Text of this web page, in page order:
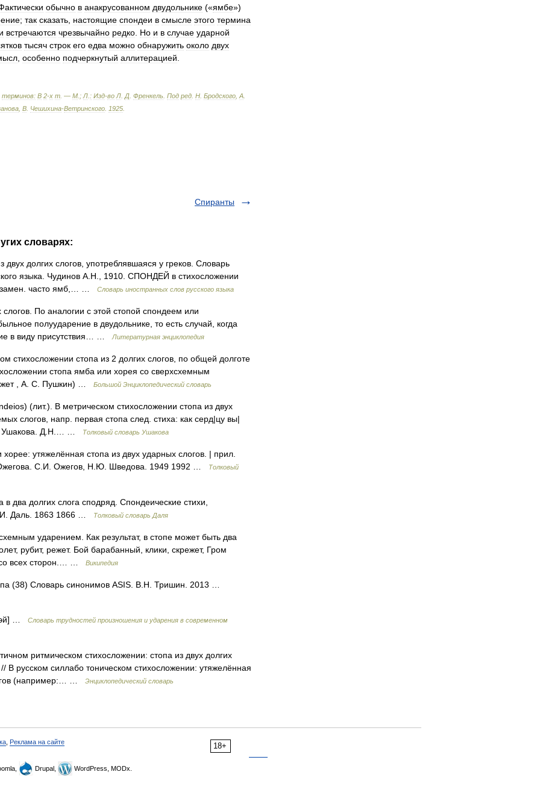
обычно в анакрусованном двудольнике («ямбе»)
; так сказать настоящие спондеи в смысле этого термина
встречаются чрезвычайно редко Но и в случае ударной
тысяч строк его едва можно обнаружить около двух
особенно подчеркнутый аллитерацией
терминов: В 2-х т . — М .; Л : Изд-во Л Д Френкель Под ред Н Бродского А
В Чешихина-Ветринского 1925
Спиранты
словарях:
долгих слогов, употреблявшаяся у греков. Словарь
языка. Чудинов А.Н., 1910. СПОНДЕЙ в стихосложении
замен. часто ямб,… …
Словарь иностранных слов русского языка
По аналогии с этой стопой спондеем или
полуударение в двудольнике, то есть случай, когда
в виду присутствия… …
Литературная энциклопедия
стихосложении стопа из 2 долгих слогов, по общей долготе
стопа ямба или хорея со сверхсхемным
, А. С. Пушкин) …
Большой Энциклопедический словарь
(лит.). В метрическом стихосложении стопа из двух
слогов, напр. первая стопа след. стиха: как серд|цу вы|
Ушакова. Д.Н.… …
Толковый словарь Ушакова
утяжелённая стопа из двух ударных слогов. | прил.
С.И. Ожегов, Н.Ю. Шведова. 1949 1992 …
Толковый
два долгих слога сподряд. Спондеические стихи,
Даль. 1863 1866 …
Толковый словарь Даля
ударением. Как результат, в стопе может быть два
рубит, режет. Бой барабанный, клики, скрежет, Гром
со всех сторон.… …
Википедия
(38) Словарь синонимов ASIS. В.Н. Тришин. 2013 …
… Словарь трудностей произношения и ударения в современном
ритмическом стихосложении: стопа из двух долгих
В русском силлабо тоническом стихосложении: утяжелённая
(например:… …
Энциклопедический словарь
18+
Реклама на сайте
Drupal, WordPress, MODx.